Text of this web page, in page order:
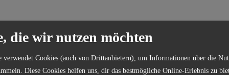
die App kostenlos aufs Handy und finde Angelgewässer in deiner
die wir nutzen möchten
verwendet Cookies (auch von Drittanbietern), um Informationen über die
Diese Cookies helfen uns, dir das bestmögliche Online-Erlebnis zu